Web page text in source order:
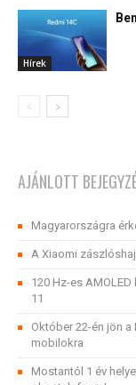
Hírek
AJÁNLOTT
Magyarországra
A Xiaomi
120 Hz-es
11
Október 22-én jön a
mobilokra
Mostantól 1 év